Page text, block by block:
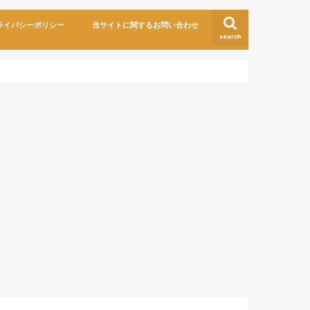
search
イバシーポリシー 当サイトに関するお問い合わせ